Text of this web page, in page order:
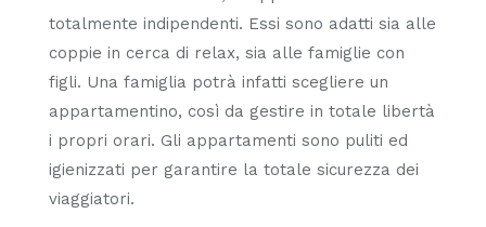
totalmente indipendenti. Essi sono adatti sia alle
coppie in cerca di relax, sia alle famiglie con
figli. Una famiglia potrà infatti scegliere un
appartamentino, così da gestire in totale libertà
i propri orari. Gli appartamenti sono puliti ed
igienizzati per garantire la totale sicurezza dei
viaggiatori.